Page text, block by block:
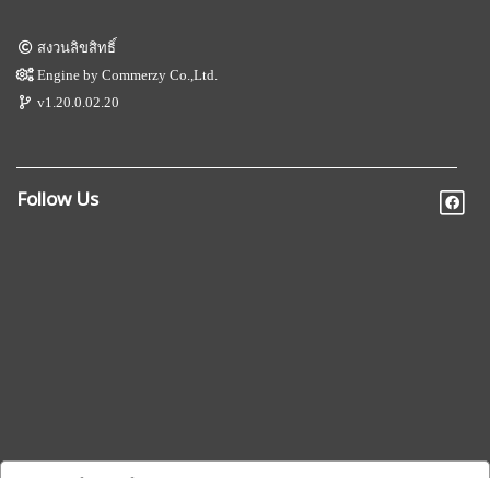
สงวนลิขสิทธิ์
Engine byCommerzy Co.,Ltd.
v1.20.0.02.20
Follow Us